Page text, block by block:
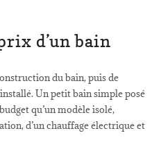
d’un bain
du bain, puis de
Un petit bain simple posé
qu’un modèle isolé,
d’un chauffage électrique et